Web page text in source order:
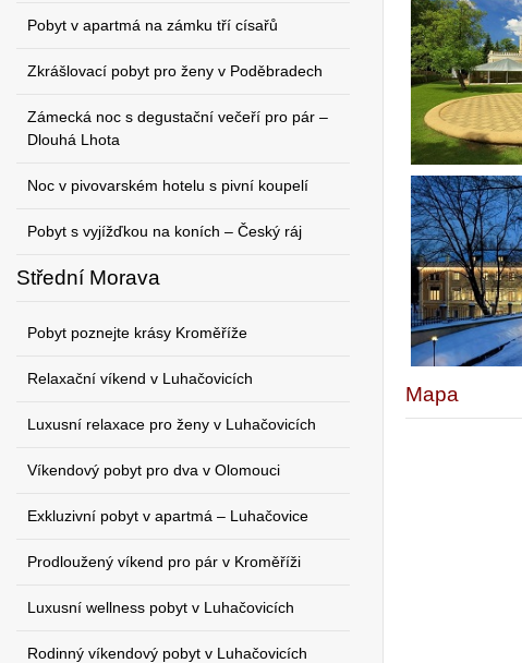
Pobyt v apartmá na zámku tří císařů
Zkrášlovací pobyt pro ženy v Poděbradech
Zámecká noc s degustační večeří pro pár –
Dlouhá Lhota
Noc v pivovarském hotelu s pivní koupelí
Pobyt s vyjížďkou na koních – Český ráj
Střední Morava
Pobyt poznejte krásy Kroměříže
Relaxační víkend v Luhačovicích
Luxusní relaxace pro ženy v Luhačovicích
Víkendový pobyt pro dva v Olomouci
Exkluzivní pobyt v apartmá – Luhačovice
Prodloužený víkend pro pár v Kroměříži
Luxusní wellness pobyt v Luhačovicích
Rodinný víkendový pobyt v Luhačovicích
Mapa